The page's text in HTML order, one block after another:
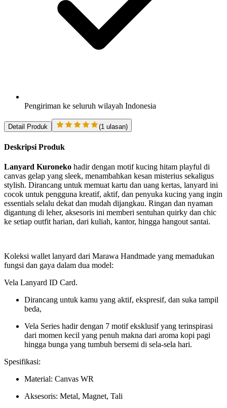
Pengiriman ke seluruh wilayah Indonesia
Detail Produk (1 ulasan)
Deskripsi Produk
Lanyard Kuroneko hadir dengan motif kucing hitam playful di
canvas gelap yang sleek, menambahkan kesan misterius sekaligus
stylish. Dirancang untuk memuat kartu dan uang kertas, lanyard ini
cocok untuk pengguna kreatif, aktif, dan penyuka kucing yang ingin
essentials selalu dekat dan mudah dijangkau. Ringan dan nyaman
digantung di leher, aksesoris ini memberi sentuhan quirky dan chic
ke setiap outfit harian, dari kuliah, kantor, hingga hangout santai.
Koleksi wallet lanyard dari Marawa Handmade yang memadukan
fungsi dan gaya dalam dua model:
Vela Lanyard ID Card.
Dirancang untuk kamu yang aktif, ekspresif, dan suka tampil
beda,
Vela Series hadir dengan 7 motif eksklusif yang terinspirasi
dari momen kecil yang penuh makna dari aroma kopi pagi
hingga bunga yang tumbuh bersemi di sela-sela hari.
Spesifikasi:
Material: Canvas WR
Aksesoris: Metal, Magnet, Tali